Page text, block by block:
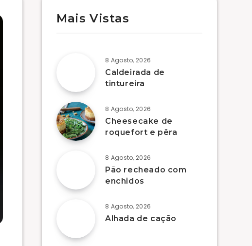
Mais Vistas
8 Agosto, 2026
Caldeirada de
tintureira
8 Agosto, 2026
Cheesecake de
roquefort e pêra
8 Agosto, 2026
Pão recheado com
enchidos
8 Agosto, 2026
Alhada de cação